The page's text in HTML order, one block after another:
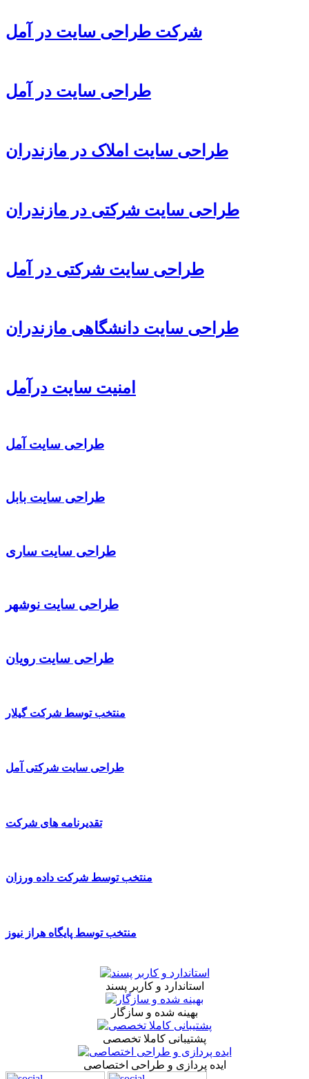
شرکت طراحی سایت در آمل
طراحی سایت در آمل
طراحی سایت املاک در مازندران
طراحی سایت شرکتی در مازندران
طراحی سایت شرکتی در آمل
طراحی سایت دانشگاهی مازندران
امنیت سایت درآمل
طراحی سایت آمل
طراحی سایت بابل
طراحی سایت ساری
طراحی سایت نوشهر
طراحی سایت رویان
منتخب توسط شرکت گیلار
طراحی سایت شرکتی آمل
تقدیرنامه های شرکت
منتخب توسط شرکت داده ورزان
منتخب توسط پایگاه هراز نیوز
استاندارد و کاربر پسند
بهینه شده و سازگار
پشتیبانی کاملا تخصصی
ایده پردازی و طراحی اختصاصی